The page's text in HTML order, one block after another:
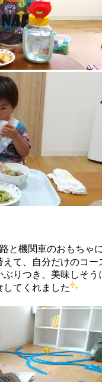
と機関車のおもちゃ
て、自分だけのコ
りつき、美味しそ
てくれました